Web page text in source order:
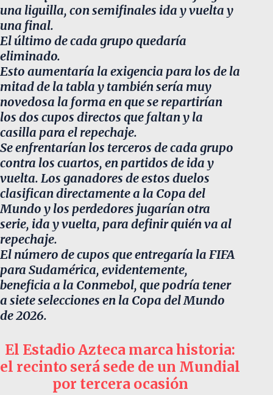
una liguilla, con semifinales ida y vuelta y
una final.
El último de cada grupo quedaría
eliminado.
Esto aumentaría la exigencia para los de la
mitad de la tabla y también sería muy
novedosa la forma en que se repartirían
los dos cupos directos que faltan y la
casilla para el repechaje.
Se enfrentarían los terceros de cada grupo
contra los cuartos, en partidos de ida y
vuelta. Los ganadores de estos duelos
clasifican directamente a la Copa del
Mundo y los perdedores jugarían otra
serie, ida y vuelta, para definir quién va al
repechaje.
El número de cupos que entregaría la FIFA
para Sudamérica, evidentemente,
beneficia a la Conmebol, que podría tener
a siete selecciones en la Copa del Mundo
de 2026.
El Estadio Azteca marca historia:
el recinto será sede de un Mundial
por tercera ocasión